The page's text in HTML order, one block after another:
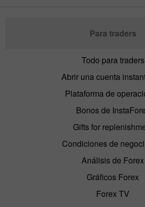
Para traders
Todo para traders
Abrir una cuenta
Plataforma de
Bonos de
Gifts for
Condiciones de
Análisis de Forex
Gráficos Forex
Forex TV